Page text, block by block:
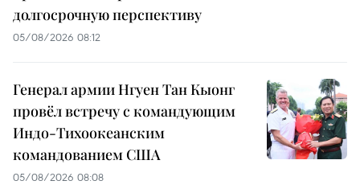
долгосрочную перспективу
05/08/2026 08:12
Генерал армии Нгуен Тан Кыонг
провёл встречу с командующим
Индо-Тихоокеанским
командованием США
05/08/2026 08:08